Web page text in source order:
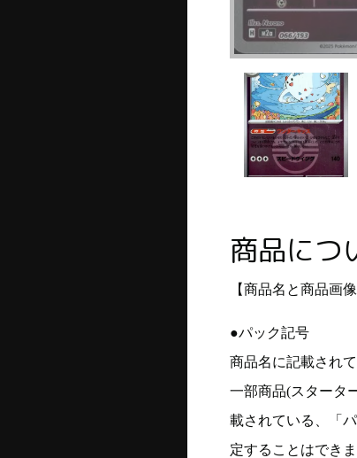
商品につ
【商品名と商品画
●パック記号
商品名に記載され
一部商品(スタータ
載されている、「
定することはでき